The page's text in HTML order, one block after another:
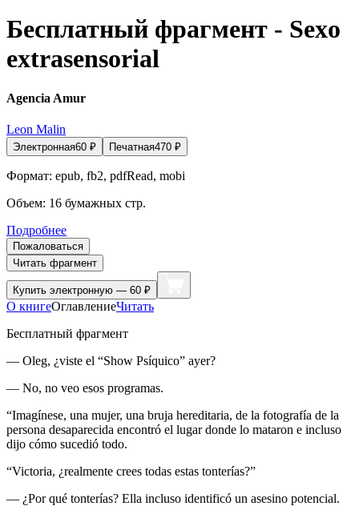
Бесплатный фрагмент - Sexo
extrasensorial
Agencia Amur
Leon Malin
Электронная60 ₽ Печатная470 ₽
Формат: epub, fb2, pdfRead, mobi
Объем: 16 бумажных стр.
Подробнее
Пожаловаться
Читать фрагмент
Купить электронную — 60 ₽
О книгеОглавлениеЧитать
Бесплатный фрагмент
— Oleg, ¿viste el “Show Psíquico” ayer?
— No, no veo esos programas.
“Imagínese, una mujer, una bruja hereditaria, de la fotografía de la
persona desaparecida encontró el lugar donde lo mataron e incluso
dijo cómo sucedió todo.
“Victoria, ¿realmente crees todas estas tonterías?”
— ¿Por qué tonterías? Ella incluso identificó un asesino potencial.